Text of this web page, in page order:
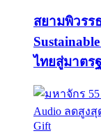
สยามพิวร
ไทยสู่มาตร